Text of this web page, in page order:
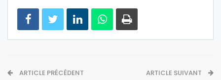
ARTICLE PRÉCÉDENT ARTICLE SUIVANT